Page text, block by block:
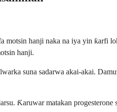
motsin hanji naka na iya yin ƙarfi
hanji.
suna sadarwa akai-akai.
Ƙaruwar matakan